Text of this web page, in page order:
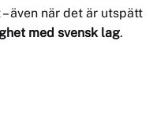
även när det är utspätt
med svensk lag.